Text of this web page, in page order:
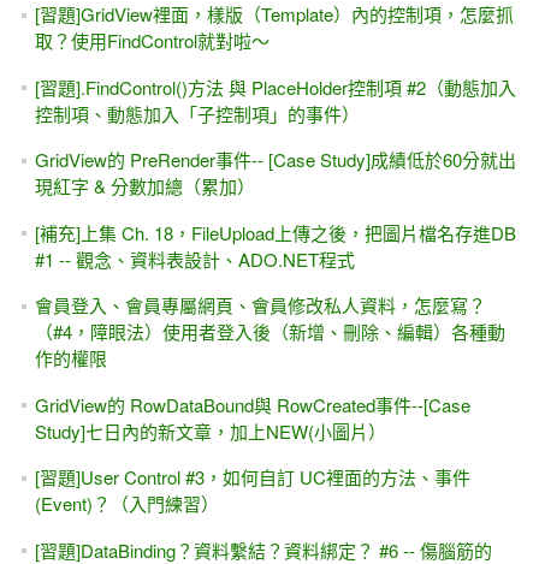
[習題]GridView裡面，樣版（Template）內的控制項，怎麼抓
取？使用FindControl就對啦～
[習題].FindControl()方法 與 PlaceHolder控制項 #2（動態加入
控制項、動態加入「子控制項」的事件）
GridView的 PreRender事件-- [Case Study]成績低於60分就出
現紅字 & 分數加總（累加）
[補充]上集 Ch. 18，FileUpload上傳之後，把圖片檔名存進DB
#1 -- 觀念、資料表設計、ADO.NET程式
會員登入、會員專屬網頁、會員修改私人資料，怎麼寫？
（#4，障眼法）使用者登入後（新增、刪除、編輯）各種動
作的權限
GridView的 RowDataBound與 RowCreated事件--[Case
Study]七日內的新文章，加上NEW(小圖片）
[習題]User Control #3，如何自訂 UC裡面的方法、事件
(Event)？（入門練習）
[習題]DataBinding？資料繫結？資料綁定？ #6 -- 傷腦筋的